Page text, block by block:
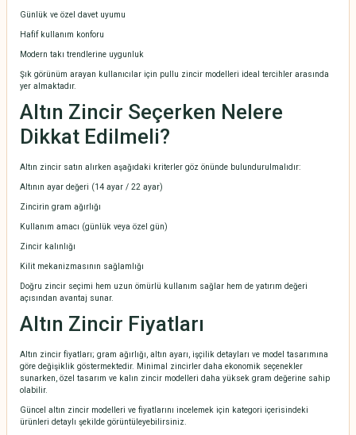
Günlük ve özel davet uyumu
Hafif kullanım konforu
Modern takı trendlerine uygunluk
Şık görünüm arayan kullanıcılar için pullu zincir modelleri ideal tercihler arasında
yer almaktadır.
Altın Zincir Seçerken Nelere
Dikkat Edilmeli?
Altın zincir satın alırken aşağıdaki kriterler göz önünde bulundurulmalıdır:
Altının ayar değeri (14 ayar / 22 ayar)
Zincirin gram ağırlığı
Kullanım amacı (günlük veya özel gün)
Zincir kalınlığı
Kilit mekanizmasının sağlamlığı
Doğru zincir seçimi hem uzun ömürlü kullanım sağlar hem de yatırım değeri
açısından avantaj sunar.
Altın Zincir Fiyatları
Altın zincir fiyatları; gram ağırlığı, altın ayarı, işçilik detayları ve model tasarımına
göre değişiklik göstermektedir. Minimal zincirler daha ekonomik seçenekler
sunarken, özel tasarım ve kalın zincir modelleri daha yüksek gram değerine sahip
olabilir.
Güncel altın zincir modelleri ve fiyatlarını incelemek için kategori içerisindeki
ürünleri detaylı şekilde görüntüleyebilirsiniz.